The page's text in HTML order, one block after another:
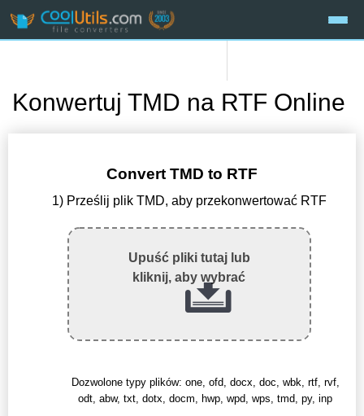
Konwertuj TMD na RTF Online
Convert TMD to RTF
1) Prześlij plik TMD, aby przekonwertować RTF
Upuść pliki tutaj lub
kliknij, aby wybrać
Dozwolone typy plików: one, ofd, docx, doc, wbk, rtf, rvf,
odt, abw, txt, dotx, docm, hwp, wpd, wps, tmd, py, inp